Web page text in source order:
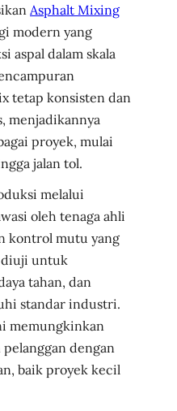
Asphalt Mixing
modern yang
aspal dalam skala
tetap konsisten dan
menjadikannya
proyek, mulai
jalan tol.
melalui
oleh tenaga ahli
kontrol mutu yang
diuji untuk
tahan, dan
standar industri.
memungkinkan
dengan
baik proyek kecil